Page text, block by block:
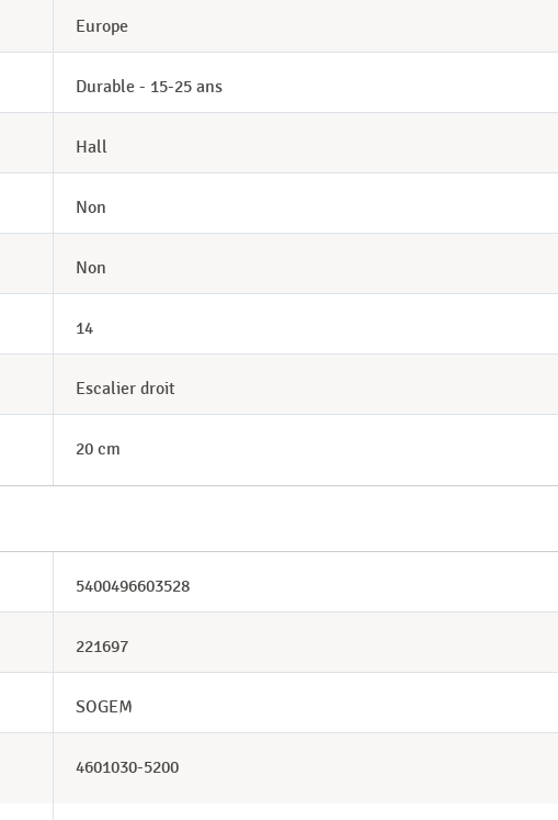
Europe
Durable - 15-25 ans
Hall
Non
Non
14
Escalier droit
20 cm
5400496603528
221697
SOGEM
4601030-5200